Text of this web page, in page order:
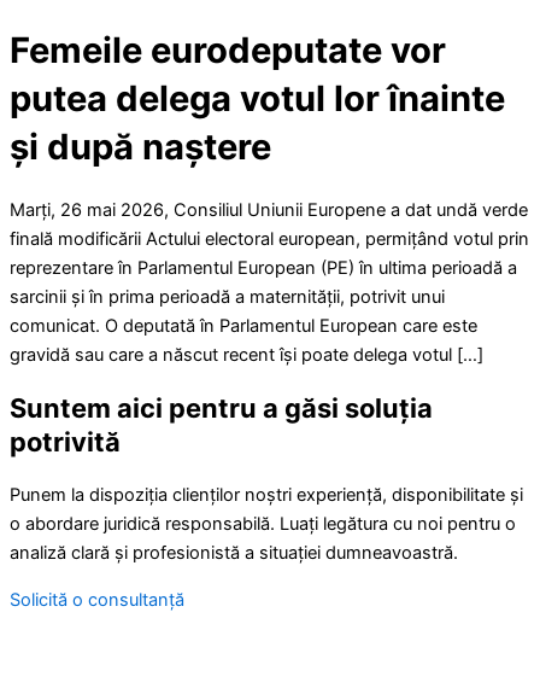
Femeile eurodeputate vor
putea delega votul lor înainte
și după naștere
Marți, 26 mai 2026, Consiliul Uniunii Europene a dat undă verde
finală modificării Actului electoral european, permițând votul prin
reprezentare în Parlamentul European (PE) în ultima perioadă a
sarcinii și în prima perioadă a maternității, potrivit unui
comunicat. O deputată în Parlamentul European care este
gravidă sau care a născut recent își poate delega votul […]
Suntem aici pentru a găsi soluția
potrivită
Punem la dispoziția clienților noștri experiență, disponibilitate și
o abordare juridică responsabilă. Luați legătura cu noi pentru o
analiză clară și profesionistă a situației dumneavoastră.
Solicită o consultanță